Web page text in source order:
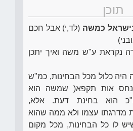
תוכן
כמשה (לד,י) אבל חכם
נקראת ע"ש משה ואיך יתכן
כלול מכל הבחינות, כמ"ש
אות תקפא( שמשה הוא
הוא בחינת דעת. אלא,
עצמו ולא ממה שהוא
שיש לו כל הבחינות, מכל מקום